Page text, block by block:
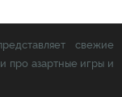
свежие
про азартные игры и